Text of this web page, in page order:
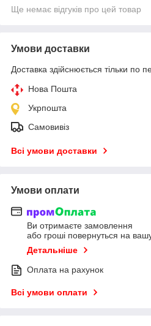
Ще немає відгуків про цей товар
Умови доставки
Доставка здійснюється тільки по
Нова Пошта
Укрпошта
Самовивіз
Всі умови доставки
Умови оплати
Ви отримаєте замовлення
або гроші повернуться на
Детальніше
Оплата на рахунок
Всі умови оплати